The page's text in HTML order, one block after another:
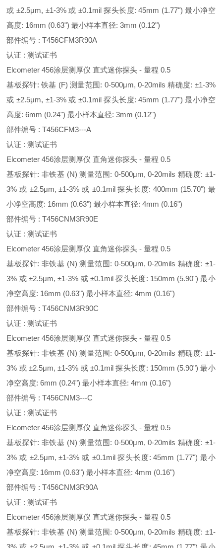
或 ±2.5μm, ±1-3% 或 ±0.1mil 探头长度: 45mm (1.77") 最小净空
高度: 16mm (0.63") 最小样本直径: 3mm (0.12")
部件编号 : T456CFM3R90A
认证 : 测试证书
Elcometer 456涂层测厚仪 直式迷你探头 - 量程 0.5
基板探针: 铁基 (F) 测量范围: 0-500μm, 0-20mils 精确度: ±1-3%
或 ±2.5μm, ±1-3% 或 ±0.1mil 探头长度: 45mm (1.77") 最小净空
高度: 6mm (0.24") 最小样本直径: 3mm (0.12")
部件编号 : T456CFM3---A
认证 : 测试证书
Elcometer 456涂层测厚仪 直角迷你探头 - 量程 0.5
基板探针: 非铁基 (N) 测量范围: 0-500μm, 0-20mils 精确度: ±1-
3% 或 ±2.5μm, ±1-3% 或 ±0.1mil 探头长度: 400mm (15.70") 最
小净空高度: 16mm (0.63") 最小样本直径: 4mm (0.16")
部件编号 : T456CNM3R90E
认证 : 测试证书
Elcometer 456涂层测厚仪 直角迷你探头 - 量程 0.5
基板探针: 非铁基 (N) 测量范围: 0-500μm, 0-20mils 精确度: ±1-
3% 或 ±2.5μm, ±1-3% 或 ±0.1mil 探头长度: 150mm (5.90") 最小
净空高度: 16mm (0.63") 最小样本直径: 4mm (0.16")
部件编号 : T456CNM3R90C
认证 : 测试证书
Elcometer 456涂层测厚仪 直式迷你探头 - 量程 0.5
基板探针: 非铁基 (N) 测量范围: 0-500μm, 0-20mils 精确度: ±1-
3% 或 ±2.5μm, ±1-3% 或 ±0.1mil 探头长度: 150mm (5.90") 最小
净空高度: 6mm (0.24") 最小样本直径: 4mm (0.16")
部件编号 : T456CNM3---C
认证 : 测试证书
Elcometer 456涂层测厚仪 直角迷你探头 - 量程 0.5
基板探针: 非铁基 (N) 测量范围: 0-500μm, 0-20mils 精确度: ±1-
3% 或 ±2.5μm, ±1-3% 或 ±0.1mil 探头长度: 45mm (1.77") 最小
净空高度: 16mm (0.63") 最小样本直径: 4mm (0.16")
部件编号 : T456CNM3R90A
认证 : 测试证书
Elcometer 456涂层测厚仪 直式迷你探头 - 量程 0.5
基板探针: 非铁基 (N) 测量范围: 0-500μm, 0-20mils 精确度: ±1-